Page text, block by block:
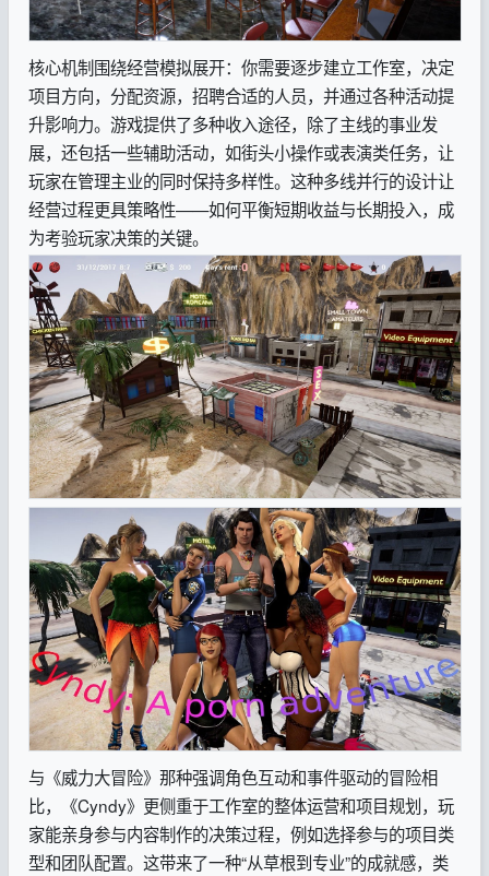
核心机制围绕经营模拟展开：你需要逐步建立工作室，决定
项目方向，分配资源，招聘合适的人员，并通过各种活动提
升影响力。游戏提供了多种收入途径，除了主线的事业发
展，还包括一些辅助活动，如街头小操作或表演类任务，让
玩家在管理主业的同时保持多样性。这种多线并行的设计让
经营过程更具策略性——如何平衡短期收益与长期投入，成
为考验玩家决策的关键。
与《威力大冒险》那种强调角色互动和事件驱动的冒险相
比，《Cyndy》更侧重于工作室的整体运营和项目规划，玩
家能亲身参与内容制作的决策过程，例如选择参与的项目类
型和团队配置。这带来了一种“从草根到专业”的成就感，类